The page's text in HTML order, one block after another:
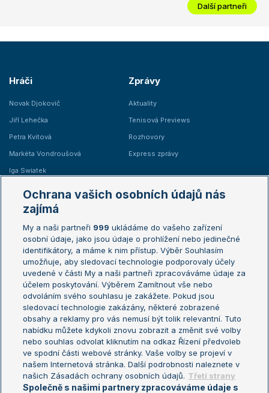
Další partneři
Hráči
Novak Djokovič
Jiří Lehečka
Petra Kvitová
Markéta Vondroušová
Iga Swiatek
Zprávy
Aktuality
Tenisová Previews
Rozhovory
Express zprávy
Žebříčky
Žebříček ATP (muži)
Žebříček WTA (ženy)
Sázkařský žebříček
Australian Open
French Open
Wimbledon
US Open
Turnaj mistrů
Turnaj mistryň
Aktualní trendy
Fotbalové přestupy
Livesport Daily
LS Prague Open
Ochrana vašich osobních údajů nás
zajímá
My a naši partneři 999 ukládáme do vašeho zařízení
osobní údaje, jako jsou údaje o prohlížení nebo jedinečné
identifikátory, a máme k nim přístup. Výběr Souhlasím
umožňuje, aby sledovací technologie podporovaly účely
uvedené v části My a naši partneři zpracováváme údaje za
účelem poskytování. Výběrem Zamítnout vše nebo
odvoláním svého souhlasu je zakážete. Pokud jsou
sledovací technologie zakázány, některé zobrazené
obsahy a reklamy pro vás nemusí být tolik relevantní. Tuto
nabídku můžete kdykoli znovu zobrazit a změnit své volby
nebo souhlas odvolat kliknutím na odkaz Řízení předvoleb
ve spodní části webové stránky. Vaše volby se projeví v
našem Internetová stránka. Další podrobnosti naleznete v
našich Zásadách ochrany osobních údajů. Třetí strany
Společně s našimi partnery zpracováváme údaje s